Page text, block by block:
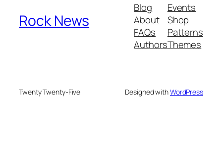
Rock News
Blog
About
FAQs
Authors
Events
Shop
Patterns
Themes
Twenty Twenty-Five Designed withWordPress